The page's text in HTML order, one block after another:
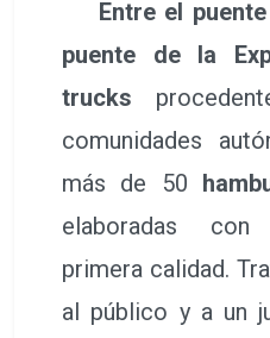
Entre el
puente de la
trucks
comunidades
más de 50
elaboradas
primera calidad.
al público y a un